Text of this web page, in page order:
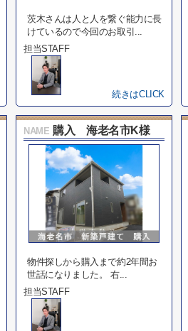
茨木さんは人と人を繋ぐ能力に長
けているので今回のお取引...
担当STAFF
続きはCLICK
NAME 購入 海老名市K様
物件探しから購入まで約2年間お
世話になりました。 右...
担当STAFF